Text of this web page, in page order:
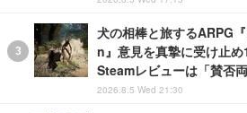
犬の相棒と旅する
n』意見を真摯に受け止め
Steamレビューは「賛否両
2026.8.5 Wed 21:30